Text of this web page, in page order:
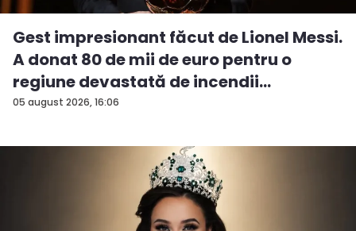
05 august 2026, 16:06
Gest impresionant făcut de Lionel Messi.
A donat 80 de mii de euro pentru o
regiune devastată de incendii